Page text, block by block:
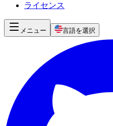
ライセンス
メニュー 言語を選択